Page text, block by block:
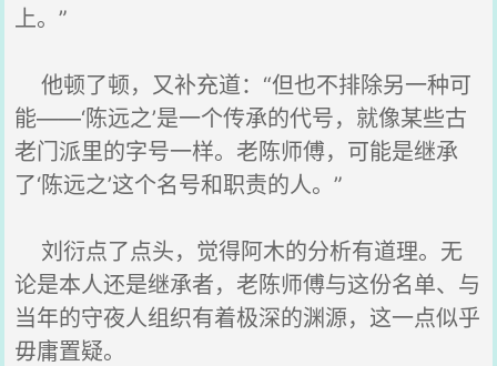
上。”
他顿了顿，又补充道：“但也不排除另一种可
能——‘陈远之’是一个传承的代号，就像某些古
老门派里的字号一样。老陈师傅，可能是继承
了‘陈远之’这个名号和职责的人。”
刘衍点了点头，觉得阿木的分析有道理。无
论是本人还是继承者，老陈师傅与这份名单、与
当年的守夜人组织有着极深的渊源，这一点似乎
毋庸置疑。